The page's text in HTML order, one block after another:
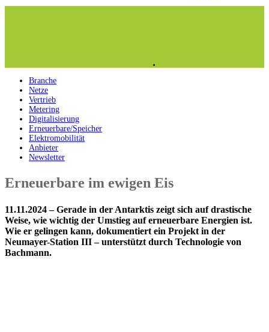
Branche
Netze
Vertrieb
Metering
Digitalisierung
Erneuerbare/Speicher
Elektromobilität
Anbieter
Newsletter
Erneuerbare im ewigen Eis
11.11.2024 – Gerade in der Antarktis zeigt sich auf drastische
Weise, wie wichtig der Umstieg auf erneuerbare Energien ist.
Wie er gelingen kann, dokumentiert ein Projekt in der
Neumayer-Station III – unterstützt durch Technologie von
Bachmann.